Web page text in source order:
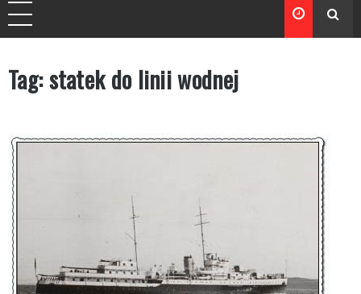
Tag:statek do linii wodnej